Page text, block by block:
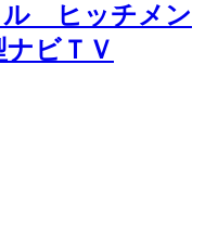
ル ヒッチメン
ビＴＶ